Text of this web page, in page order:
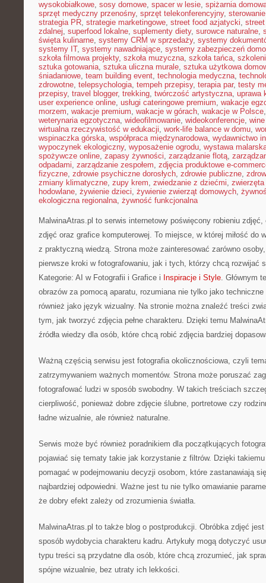
wysokobiałkowe, sosy domowe, spacer w lesie, spiżarnia
sprzęt medyczny przenośny, sprzęt telekonferencyjny,
strategia PR, strategie marketingowe, street food azjatycki, street
zdalnej, superfood lokalne, suplementy diety, surowce naturalne,
święta kulinarne, systemy CRM w sprzedaży, systemy
systemy IT, systemy nawadniające, systemy zabezpieczeń
szkoła filmowa projekty, szkoła muzyczna, szkoła tańca,
sztuka gotowania, sztuka uliczna murale, sztuka użytkowa
śniadaniowe, team building event, technologia medyczna,
zdrowotne, telepsychologia, tempeh przepisy, terapia par, testy
przepisy, travel blogger, trekking, twórczość artystyczna, uprawa
user experience online, usługi cateringowe premium, wakacje
morzem, wakacje premium, wakacje w górach, wakacje w Polsce
weterynaria egzotyczna, wideofilmowanie, wideokonferencje,
wirtualna rzeczywistość w edukacji, work-life balance w domu,
wspinaczka górska, współpraca międzynarodowa, wydawnictwo
wypoczynek ekologiczny, wyposażenie ogrodu, wystawa
spożywcze online, zapasy żywności, zarządzanie flotą,
odpadami, zarządzanie zespołem, zdjęcia produktowe e-
fizyczne, zdrowie psychiczne dorosłych, zdrowie publiczne,
zmiany klimatyczne, zupy krem, zwiedzanie z dziećmi,
hodowlane, żywienie dzieci, żywienie zwierząt domowych,
ekologiczna regionalna, żywność funkcjonalna
MalwinaAtras.pl to serwis internetowy poświęcony robieniu zdjęć,
zdjęć oraz grafice komputerowej. To miejsce, w której miłość do
z praktyczną wiedzą. Strona może zainteresować zarówno
pierwsze kroki w fotografowaniu, jak i tych, którzy chcą rozwijać
Kategorie: AI w Fotografii i Grafice i Inspiracje i Style. Głównym
obrazów za pomocą aparatu, rozumiana nie tylko jako
również jako język wizualny. Na stronie można znaleźć treści
tym, jak tworzyć zdjęcia pełne charakteru. Dzięki temu
źródła wiedzy dla osób, które chcą robić zdjęcia bardziej
Ważną częścią serwisu jest fotografia okolicznościowa, czyli
zatrzymywaniem ważnych momentów. Strona może poruszać
fotografować ludzi w sposób swobodny. W takich treściach
cierpliwość, ponieważ dobre zdjęcie ślubne, portretowe czy
ładne wizualnie, ale również naturalne.
Serwis może być również poradnikiem dla początkujących
pojawiać się tematy takie jak korzystanie z filtrów. Dzięki
pomagać w podejmowaniu decyzji osobom, które zastanawiają
najbardziej odpowiedni. Ważne jest tu nie tylko omawianie
że dobry efekt zależy od zrozumienia światła.
MalwinaAtras.pl to także blog o postprodukcji. Obróbka zdjęć
sposób wydobycia charakteru kadru. Artykuły mogą dotyczyć
typu treści są przydatne dla osób, które chcą zrozumieć, jak
spójne wizualnie, bez utraty ich lekkości.